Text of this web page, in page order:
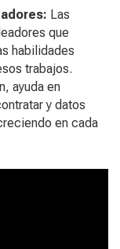
Las
que
habilidades
trabajos.
ayuda en
y datos
en cada